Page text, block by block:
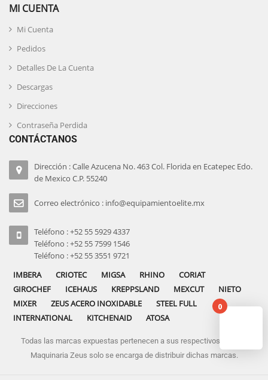
MI CUENTA
Mi Cuenta
Pedidos
Detalles De La Cuenta
Descargas
Direcciones
Contraseña Perdida
CONTÁCTANOS
Dirección : Calle Azucena No. 463 Col. Florida en Ecatepec Edo.
de Mexico C.P. 55240
Correo electrónico : info@equipamientoelite.mx
Teléfono : +52 55 5929 4337
Teléfono : +52 55 7599 1546
Teléfono : +52 55 3551 9721
IMBERA
CRIOTEC MIGSA RHINO
CORIAT
GIROCHEF
ICEHAUS KREPPSLAND MEXCUT
NIETO
MIXER
ZEUS ACERO INOXIDABLE
STEEL FULL
INTERNATIONAL
KITCHENAID ATOSA
Todas las marcas expuestas pertenecen a sus respectivos dueños
Maquinaria Zeus solo se encarga de distribuir dichas marcas.
0